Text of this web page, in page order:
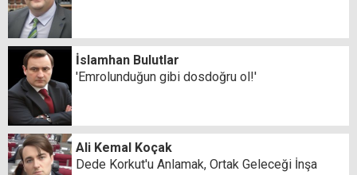
İslamhan Bulutlar
'Emrolunduğun gibi dosdoğru ol!'
Ali Kemal Koçak
Dede Korkut'u Anlamak, Ortak Geleceği İnşa